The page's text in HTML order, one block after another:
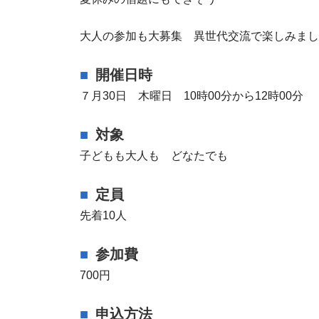
大人の参加も大募集 異世代交流で楽しみま
開催日時
７月30日 木曜日 10時00分から12時00分
対象
子どもも大人も どなたでも
定員
先着10人
参加費
700円
申込方法